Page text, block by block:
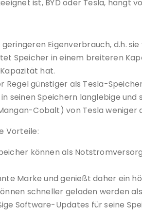
ist, BYD oder Tesla, hängt
Eigenverbrauch, d.h.
Speicher in einem breiteren
hat.
Regel günstiger als Tesla-
seinen Speichern langlebige
Cobalt) von Tesla weniger
Vorteile:
können als
Marke und genießt daher ein
schneller geladen werden
Software-Updates für seine